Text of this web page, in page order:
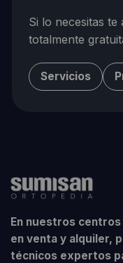
Si lo necesitas te
totalmente
Servicios
En nuestros
en venta y alquiler,
técnicos expertos